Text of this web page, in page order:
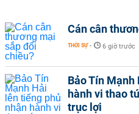
Cán cân
THỜI SỰ - 6 giờ trước
Bảo Tín
hành vi thao
trục lợi